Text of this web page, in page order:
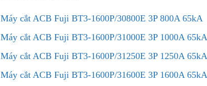
Máy cắt ACB Fuji BT3-1600P/30800E 3P 800A 65kA
Máy cắt ACB Fuji BT3-1600P/31000E 3P 1000A 65kA
Máy cắt ACB Fuji BT3-1600P/31250E 3P 1250A 65kA
Máy cắt ACB Fuji BT3-1600P/31600E 3P 1600A 65kA